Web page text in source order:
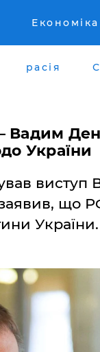
Економіка
расія
Вадим
України
виступ
що
України.